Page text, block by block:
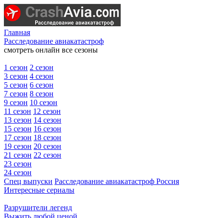
Главная
Расследование авиакатастроф
смотреть онлайн все сезоны
1 сезон 2 сезон
3 сезон 4 сезон
5 сезон 6 сезон
7 сезон 8 сезон
9 сезон 10 сезон
11 сезон 12 сезон
13 сезон 14 сезон
15 сезон 16 сезон
17 сезон 18 сезон
19 сезон 20 сезон
21 сезон 22 сезон
23 сезон
24 сезон
Спец выпуски Расследование авиакатастроф Россия
Интересные сериалы
Разрушители легенд
Выжить любой ценой